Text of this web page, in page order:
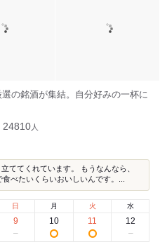
の銘酒が集結。自分好みの一杯に
24810 人
ててくれています。 もうなんなら、
食べたいくらいおいしいんです。...
日
9
月
10
火
11
水
12